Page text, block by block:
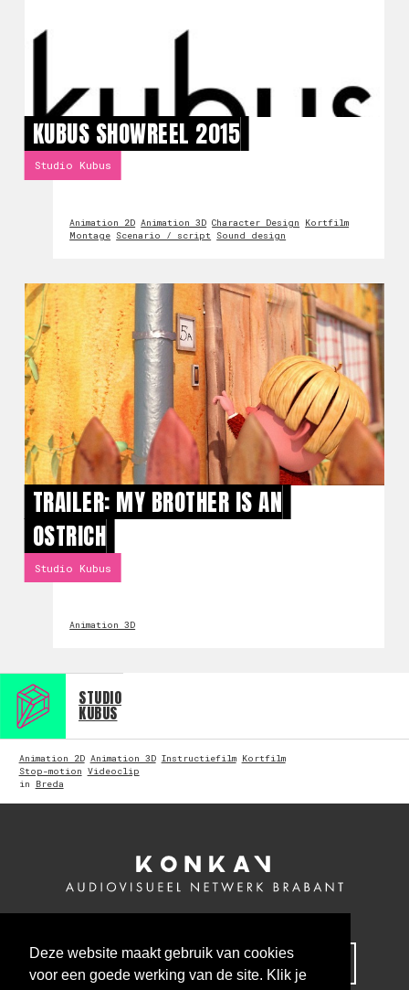
Deze website maakt gebruik van cookies
voor een goede werking van de site. Klik je
KUBUS SHOWREEL 2015
Studio Kubus
Animation 2D Animation 3D Character Design
Kortfilm
Montage Scenario / script Sound design
TRAILER: MY BROTHER IS AN
OSTRICH
Studio Kubus
Animation 3D
STUDIO
KUBUS
Animation 2D Animation 3D Instructiefilm Kortfilm
Stop-motion Videoclip
in
Breda
MELD JE NU AAN VOOR ONZE NIEUWSBRIEF